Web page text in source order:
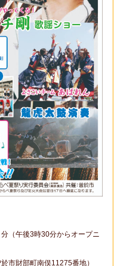
午後3時30分からオープニ
財部町南俣11275番地）